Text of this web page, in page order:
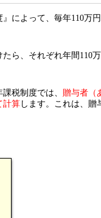
によって、毎年110万
ら、それぞれ年間110
税制度では、 贈与者（
計算 します。これは、贈